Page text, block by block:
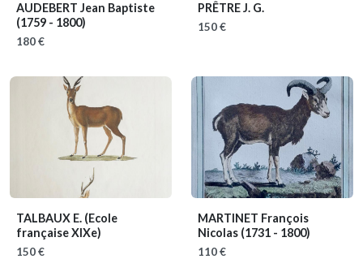
AUDEBERT Jean Baptiste
(1759 - 1800)
180 €
PRÊTRE J. G.
150 €
TALBAUX E. (Ecole
française XIXe)
150 €
MARTINET François
Nicolas (1731 - 1800)
110 €